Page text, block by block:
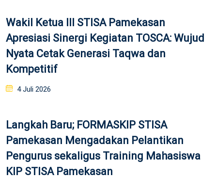
Wakil Ketua III STISA Pamekasan
Apresiasi Sinergi Kegiatan TOSCA: Wujud
Nyata Cetak Generasi Taqwa dan
Kompetitif
Posted
4 Juli 2026
Langkah Baru; FORMASKIP STISA
Pamekasan Mengadakan Pelantikan
Pengurus sekaligus Training Mahasiswa
KIP STISA Pamekasan